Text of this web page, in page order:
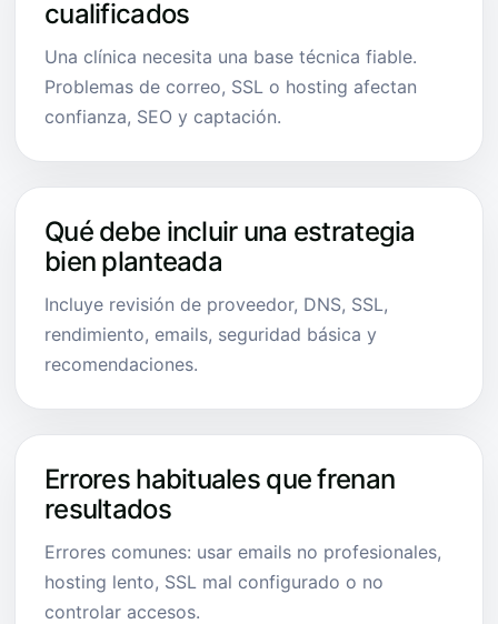
cualificados
Una clínica necesita una base técnica fiable.
Problemas de correo, SSL o hosting afectan
confianza, SEO y captación.
Qué debe incluir una estrategia
bien planteada
Incluye revisión de proveedor, DNS, SSL,
rendimiento, emails, seguridad básica y
recomendaciones.
Errores habituales que frenan
resultados
Errores comunes: usar emails no profesionales,
hosting lento, SSL mal configurado o no
controlar accesos.